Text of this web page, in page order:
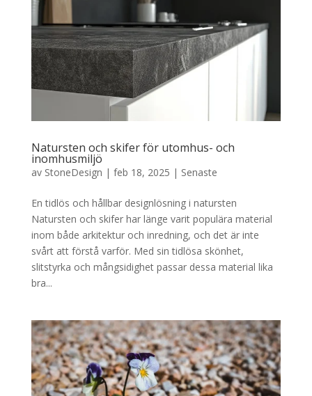
Natursten och skifer för utomhus- och
inomhusmiljö
av StoneDesign | feb 18, 2025 | Senaste
En tidlös och hållbar designlösning i natursten
Natursten och skifer har länge varit populära material
inom både arkitektur och inredning, och det är inte
svårt att förstå varför. Med sin tidlösa skönhet,
slitstyrka och mångsidighet passar dessa material lika
bra...